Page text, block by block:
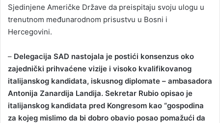
Sjedinjene Američke Države da preispitaju svoju ulogu u
trenutnom međunarodnom prisustvu u Bosni i
Hercegovini.
– Delegacija SAD nastojala je postići konsenzus oko
zajednički prihvaćene vizije i visoko kvalifikovanog
italijanskog kandidata, iskusnog diplomate – ambasadora
Antonija Zanardija Landija. Sekretar Rubio opisao je
italijanskog kandidata pred Kongresom kao “gospodina
za kojeg mislimo da bi dobro obavio posao pomažući da